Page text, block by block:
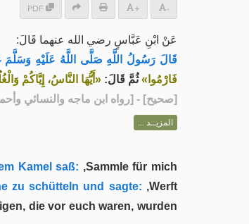
PDF + -
عَنْ ابْنِ عَبَّاسٍ رضي الله عنهما قَالَ:
قَالَ رَسُولُ اللَّهِ صَلَّى اللَّهُ عَلَيْهِ وَسَلَّمَ
فَارْمُوا»ثُمَّ قَالَ: «أَيُّهَا النَّاسُ، إِيَّاكُمْ
[صحيح] - [رواه ابن ماجه والنسائي
المزيــد ...
Kamel saß: ‚Sammle für mich
zu schütteln und sagte: ‚Werft
die vor euch waren, wurden